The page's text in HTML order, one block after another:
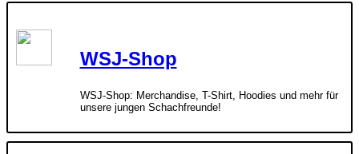
WSJ-Shop
WSJ-Shop: Merchandise, T-Shirt, Hoodies und mehr für
unsere jungen Schachfreunde!